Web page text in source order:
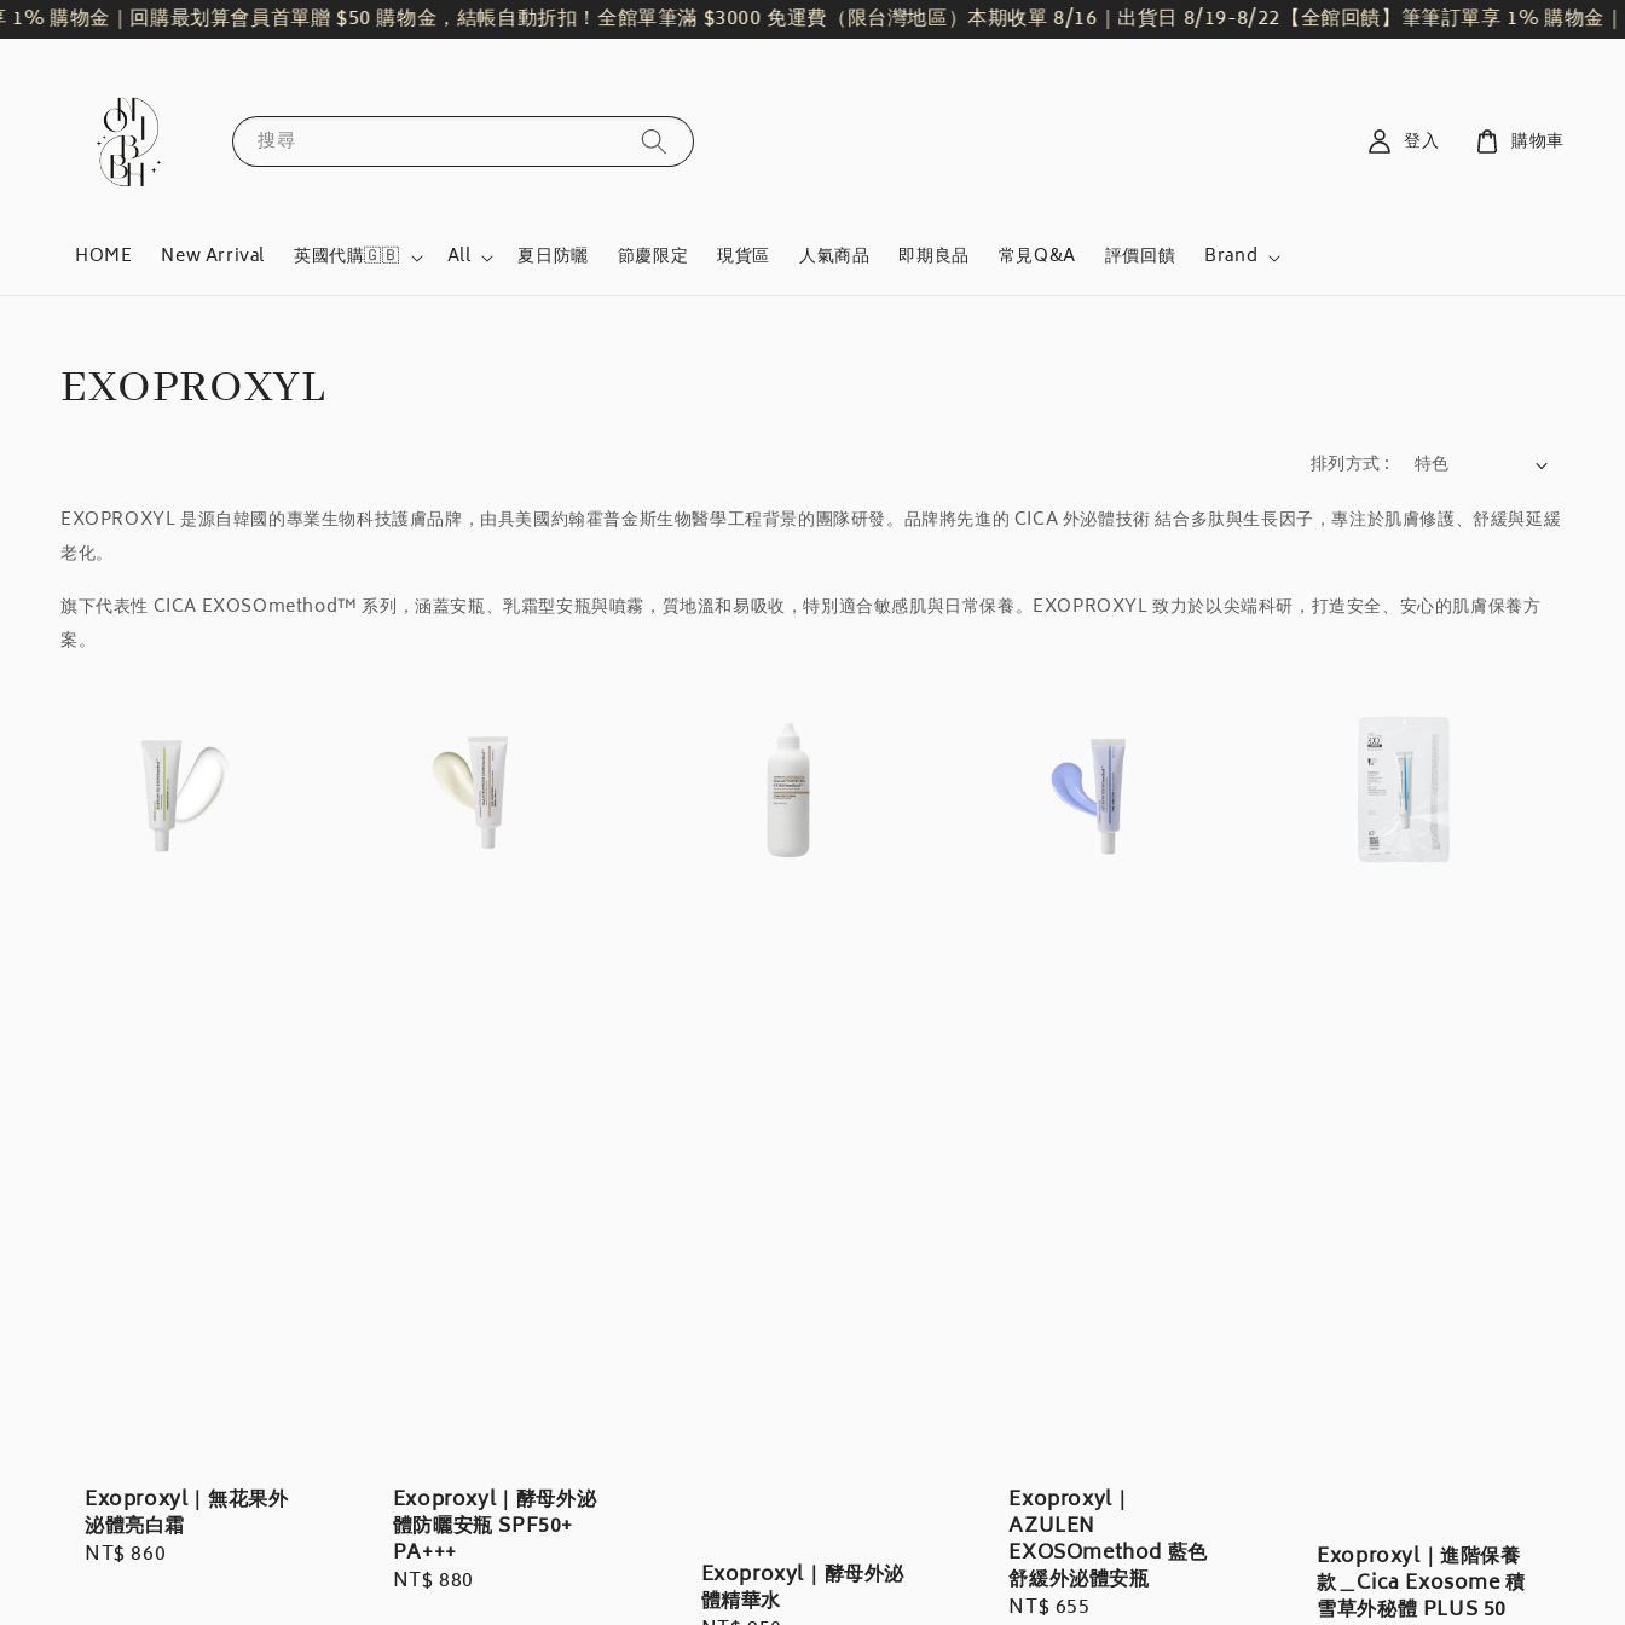
購物金｜回購最划算會員首單贈 $50 購物金，結帳自動折扣！全館單筆滿 $3000 免運費（限台灣地區）本期收單 8/16｜出貨日 8/19-8/22【全館回饋】筆筆訂單享 1% 購物金｜
搜尋
HOME New Arrival 英國代購🇬🇧 All 夏日防曬 節慶限定 現貨區 人氣商品 即期良品 常見Q&A 評價回饋 Brand
登入 購物車
EXOPROXYL
排列方式 :
EXOPROXYL 是源自韓國的專業生物科技護膚品牌，由具美國約翰霍普金斯生物醫學工程背景的團隊研發。品牌將先進的 CICA 外泌體技術 結合多肽與生長因子，專注於肌膚修護、舒緩與延緩
老化。
旗下代表性 CICA EXOSOmethod™ 系列，涵蓋安瓶、乳霜型安瓶與噴霧，質地溫和易吸收，特別適合敏感肌與日常保養。EXOPROXYL 致力於以尖端科研，打造安全、安心的肌膚保養方
案。
Exoproxyl｜無花果外
泌體亮白霜
Regular
NT$ 860
Exoproxyl｜酵母外泌
體防曬安瓶 SPF50+
PA+++
Regular
NT$ 880 Exoproxyl｜酵母外泌
體精華水
Exoproxyl｜
AZULEN
EXOSOmethod 藍色
舒緩外泌體安瓶
Regular
NT$ 655
Exoproxyl｜進階保養
款＿Cica Exosome 積
雪草外秘體 PLUS 50